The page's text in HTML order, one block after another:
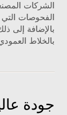
الشركات
الفحوصات التي
بالإضافة إلى
بالخلاط
جودة